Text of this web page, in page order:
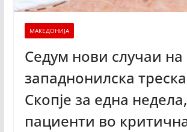
МАКЕДОНИЈА
Седум нови случаи на
западнонилска
Скопје за една
пациенти во